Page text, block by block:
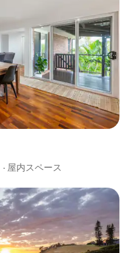
· 屋内スペース